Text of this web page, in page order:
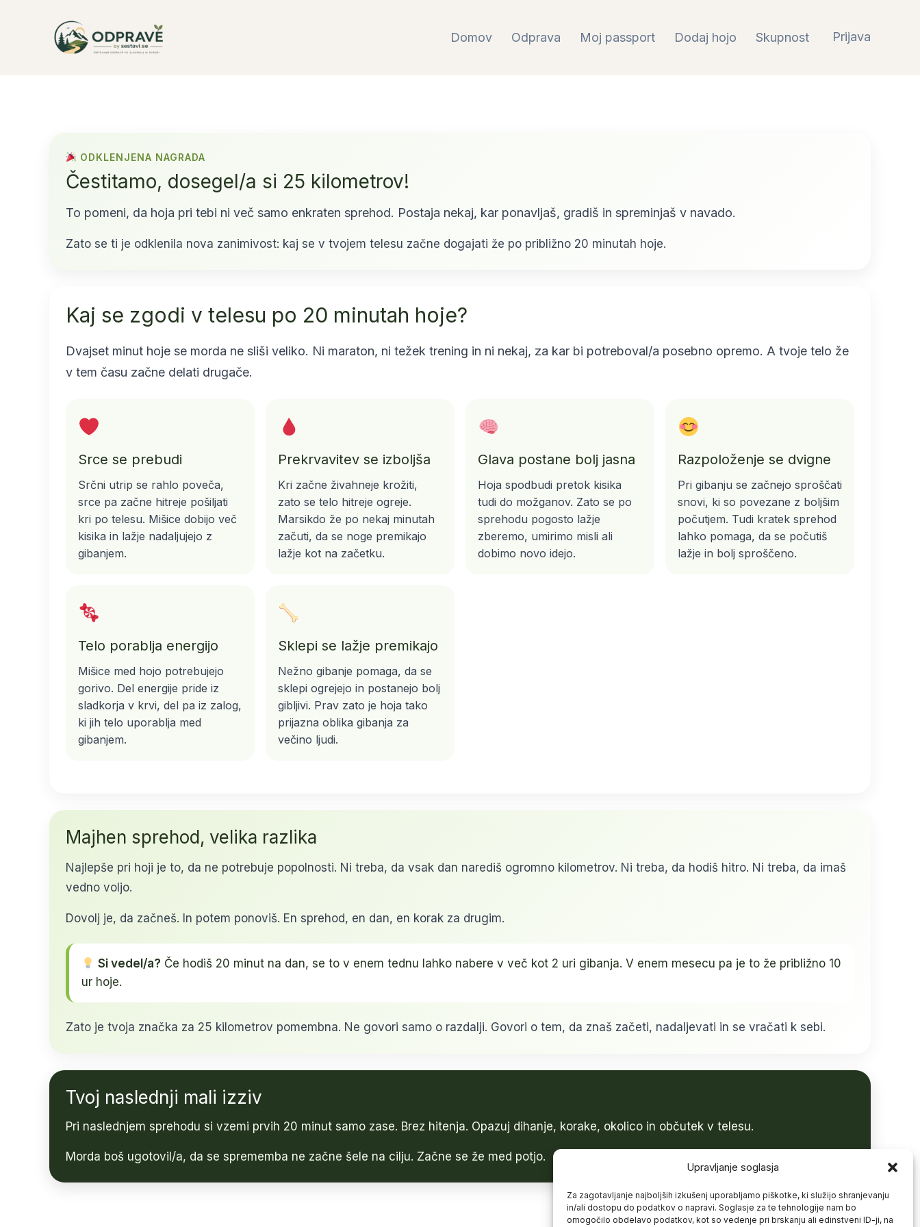
Upravljanje soglasja
Za zagotavljanje najboljših izkušenj uporabljamo piškotke, ki služijo shranjevanju
in/ali dostopu do podatkov o napravi. Soglasje za te tehnologije nam bo
omogočilo obdelavo podatkov, kot so vedenje pri brskanju ali edinstveni ID-ji, na
Domov Odprava Moj passport Dodaj hojo Skupnost Prijava
ODKLENJENA NAGRADA
Čestitamo, dosegel/a si 25 kilometrov!
To pomeni, da hoja pri tebi ni več samo enkraten sprehod. Postaja nekaj, kar ponavljaš, gradiš in spreminjaš v navado.
Zato se ti je odklenila nova zanimivost: kaj se v tvojem telesu začne dogajati že po približno 20 minutah hoje.
Kaj se zgodi v telesu po 20 minutah hoje?
Dvajset minut hoje se morda ne sliši veliko. Ni maraton, ni težek trening in ni nekaj, za kar bi potreboval/a posebno opremo. A tvoje telo že
v tem času začne delati drugače.
Srce se prebudi
Srčni utrip se rahlo poveča,
srce pa začne hitreje pošiljati
kri po telesu. Mišice dobijo več
kisika in lažje nadaljujejo z
gibanjem.
Prekrvavitev se izboljša
Kri začne živahneje krožiti,
zato se telo hitreje ogreje.
Marsikdo že po nekaj minutah
začuti, da se noge premikajo
lažje kot na začetku.
Glava postane bolj jasna
Hoja spodbudi pretok kisika
tudi do možganov. Zato se po
sprehodu pogosto lažje
zberemo, umirimo misli ali
dobimo novo idejo.
Razpoloženje se dvigne
Pri gibanju se začnejo sproščati
snovi, ki so povezane z boljšim
počutjem. Tudi kratek sprehod
lahko pomaga, da se počutiš
lažje in bolj sproščeno.
Telo porablja energijo
Mišice med hojo potrebujejo
gorivo. Del energije pride iz
sladkorja v krvi, del pa iz zalog,
ki jih telo uporablja med
gibanjem.
Sklepi se lažje premikajo
Nežno gibanje pomaga, da se
sklepi ogrejejo in postanejo bolj
gibljivi. Prav zato je hoja tako
prijazna oblika gibanja za
večino ljudi.
Majhen sprehod, velika razlika
Najlepše pri hoji je to, da ne potrebuje popolnosti. Ni treba, da vsak dan narediš ogromno kilometrov. Ni treba, da hodiš hitro. Ni treba, da imaš
vedno voljo.
Dovolj je, da začneš. In potem ponoviš. En sprehod, en dan, en korak za drugim.
Si vedel/a? Če hodiš 20 minut na dan, se to v enem tednu lahko nabere v več kot 2 uri gibanja. V enem mesecu pa je to že približno 10
ur hoje.
Zato je tvoja značka za 25 kilometrov pomembna. Ne govori samo o razdalji. Govori o tem, da znaš začeti, nadaljevati in se vračati k sebi.
Tvoj naslednji mali izziv
Pri naslednjem sprehodu si vzemi prvih 20 minut samo zase. Brez hitenja. Opazuj dihanje, korake, okolico in občutek v telesu.
Morda boš ugotovil/a, da se sprememba ne začne šele na cilju. Začne se že med potjo.